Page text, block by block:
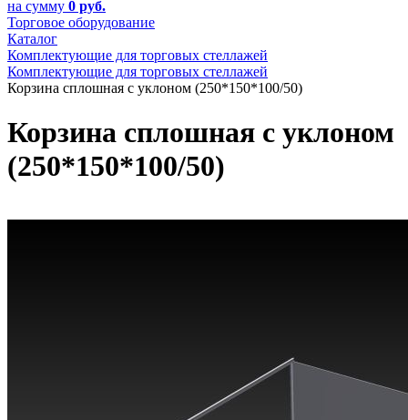
на сумму 0 руб.
Торговое оборудование
Каталог
Комплектующие для торговых стеллажей
Комплектующие для торговых стеллажей
Корзина сплошная с уклоном (250*150*100/50)
Корзина сплошная с уклоном
(250*150*100/50)